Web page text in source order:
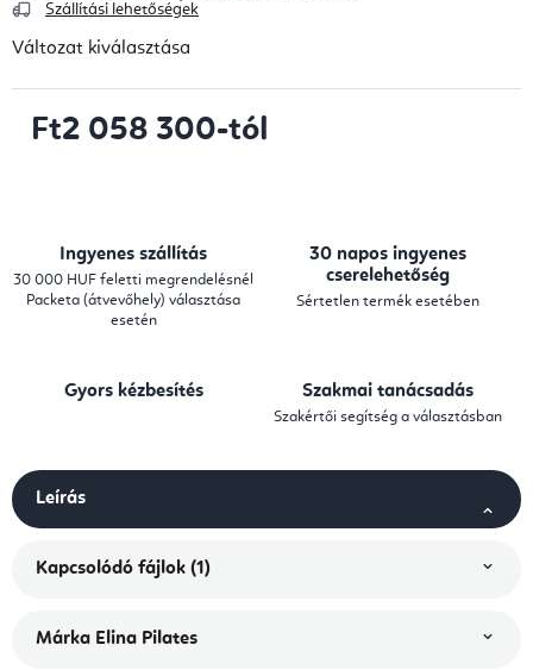
Szállítási lehetőségek
Változat kiválasztása
Ft2 058 300-tól
Ingyenes szállítás
30 000 HUF feletti megrendelésnél
Packeta (átvevőhely) választása
esetén
30 napos ingyenes
cserelehetőség
Sértetlen termék esetében
Gyors kézbesítés Szakmai tanácsadás
Szakértői segítség a választásban
Leírás
Kapcsolódó fájlok (1)
Márka Elina Pilates